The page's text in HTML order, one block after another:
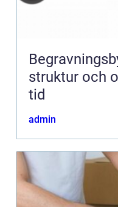
struktur och
tid
admin